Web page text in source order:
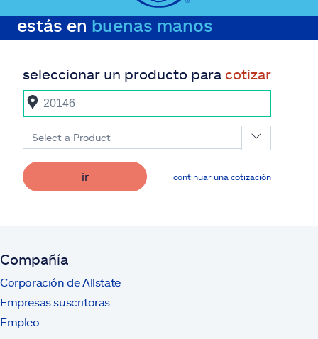
estás en buenas manos
seleccionar un producto para cotizar
Select a Product
ir continuar una cotización
Compañía
Corporación de Allstate
Empresas suscritoras
Empleo